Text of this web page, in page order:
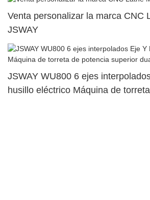
Venta personalizar la marca CNC
JSWAY
JSWAY WU800 6 ejes
husillo eléctrico Máquina de